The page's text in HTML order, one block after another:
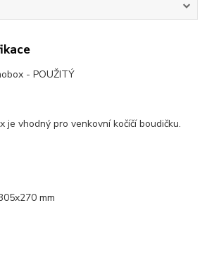
- POUŽITÝ
je vhodný pro venkovní kočíčí boudičku.
mm